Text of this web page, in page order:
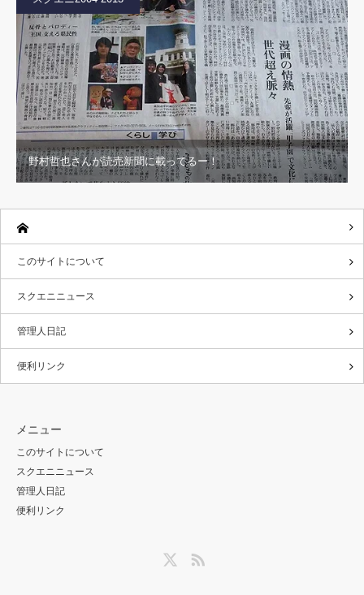
野村哲也さんが読売新聞に載ってるー！
このサイトについて
スクエニニュース
管理人日記
便利リンク
メニュー
このサイトについて
スクエニニュース
管理人日記
便利リンク